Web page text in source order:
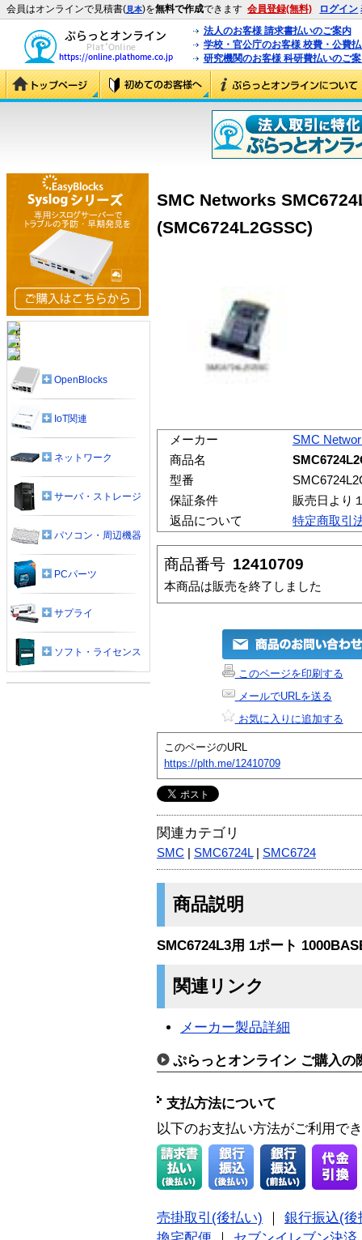
会員はオンラインで見積書(見本)を無料で作成できます 会員登録(無料) ログイン
法人のお客様 請求書払いのご案内
学校・官公庁のお客様 校費・公費
研究機関のお客様 科研費払いのご
SMC Networks
(SMC6724L2GSSC)
メーカー
SMC
商品名
型番
保証条件
販売日より
返品について
特定商取引
商品番号 12410709
本商品は販売を終了しました
このページを印刷する
メールでURLを送る
お気に入りに追加する
このページのURL
https://plth.me/12410709
関連カテゴリ
SMC SMC6724L| SMC6724
商品説明
SMC6724L3用 1ポート
関連リンク
メーカー製品詳細
ぷらっとオンライン ご購入の
支払方法について
以下のお支払い方法がご利用で
売掛取引(後払い)
銀行振込(後
OpenBlocks
IoT関連
ネットワーク
サーバ・ストレージ
パソコン・周辺機器
PCパーツ
サプライ
ソフト・ライセンス